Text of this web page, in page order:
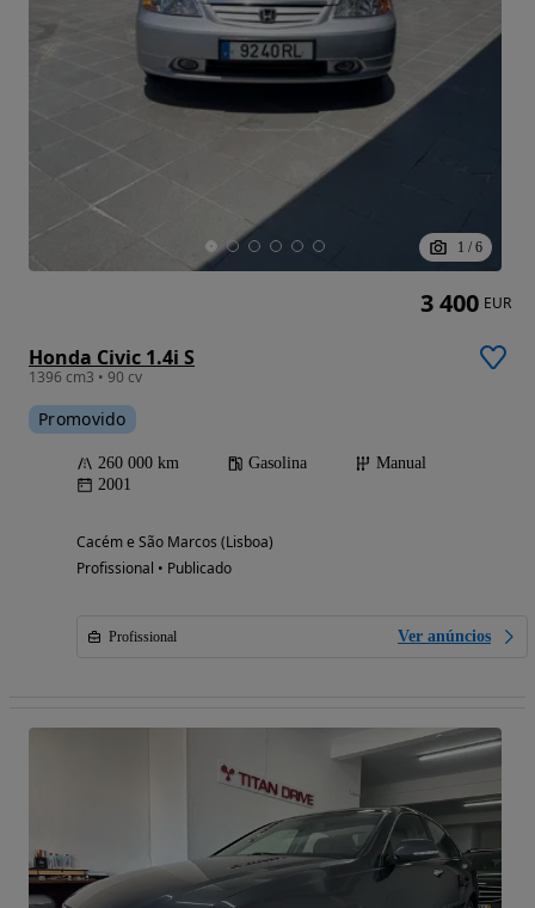
1 / 6
Honda Civic 1.4i S
1396 cm3 • 90 cv
Promovido
260 000 km Gasolina
Manual
2001
Cacém e São Marcos (Lisboa)
Profissional • Publicado
Profissional Ver anúncios
3 400 EUR